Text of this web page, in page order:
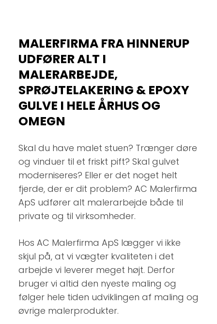
MALERFIRMA FRA HINNERUP
UDFØRER ALT I
MALERARBEJDE,
SPRØJTELAKERING & EPOXY
GULVE I HELE ÅRHUS OG
OMEGN
Skal du have malet stuen? Trænger døre
og vinduer til et friskt pift? Skal gulvet
moderniseres? Eller er det noget helt
fjerde, der er dit problem? AC Malerfirma
ApS udfører alt malerarbejde både til
private og til virksomheder.
Hos AC Malerfirma ApS lægger vi ikke
skjul på, at vi vægter kvaliteten i det
arbejde vi leverer meget højt. Derfor
bruger vi altid den nyeste maling og
følger hele tiden udviklingen af maling og
øvrige malerprodukter.